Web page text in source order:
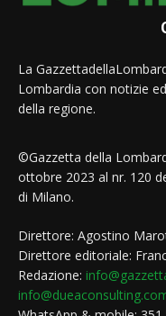
La
Lombardia con notizie
della regione.
©Gazzetta della
ottobre 2023 al nr. 120
di Milano.
Direttore: Agostino
Direttore editoriale:
Redazione: